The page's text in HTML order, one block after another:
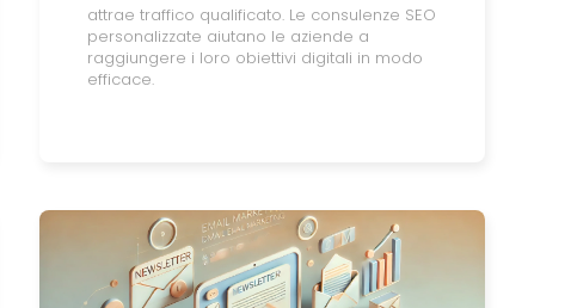
attrae traffico qualificato. Le consulenze SEO
personalizzate aiutano le aziende a
raggiungere i loro obiettivi digitali in modo
efficace.